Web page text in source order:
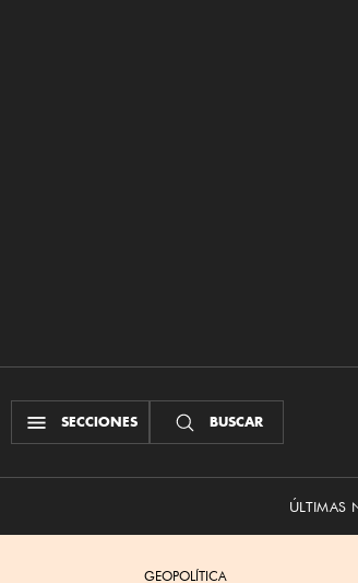
SECCIONES BUSCAR
ÚLTIMAS
GEOPOLÍTICA